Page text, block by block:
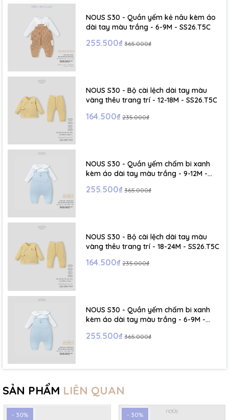
NOUS S30 - Quần yếm kẻ nâu kèm áo
dài tay màu trắng - 6-9M - SS26.T5C
255.500₫ 365.000₫
NOUS S30 - Bộ cài lệch dài tay màu
vàng thêu trang trí - 12-18M - SS26.T5C
164.500₫ 235.000₫
NOUS S30 - Quần yếm chấm bi xanh
kèm áo dài tay màu trắng - 9-12M -
255.500₫ 365.000₫
NOUS S30 - Bộ cài lệch dài tay màu
vàng thêu trang trí - 18-24M - SS26.T5C
164.500₫ 235.000₫
NOUS S30 - Quần yếm chấm bi xanh
kèm áo dài tay màu trắng - 6-9M -
255.500₫ 365.000₫
SẢN PHẨM LIÊN QUAN
- 30% - 30%